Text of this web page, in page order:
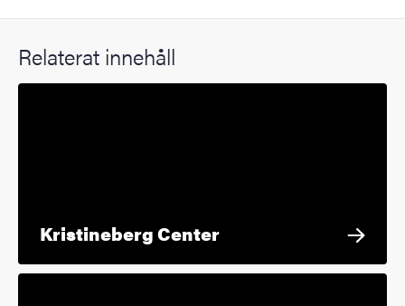
Relaterat innehåll
Kristineberg Center